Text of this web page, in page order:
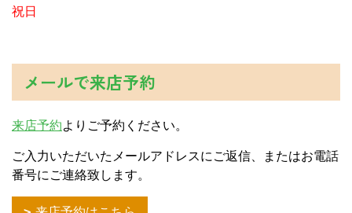
祝日
メールで来店予約
来店予約よりご予約ください。
ご入力いただいたメールアドレスにご返信、またはお電話
番号にご連絡致します。